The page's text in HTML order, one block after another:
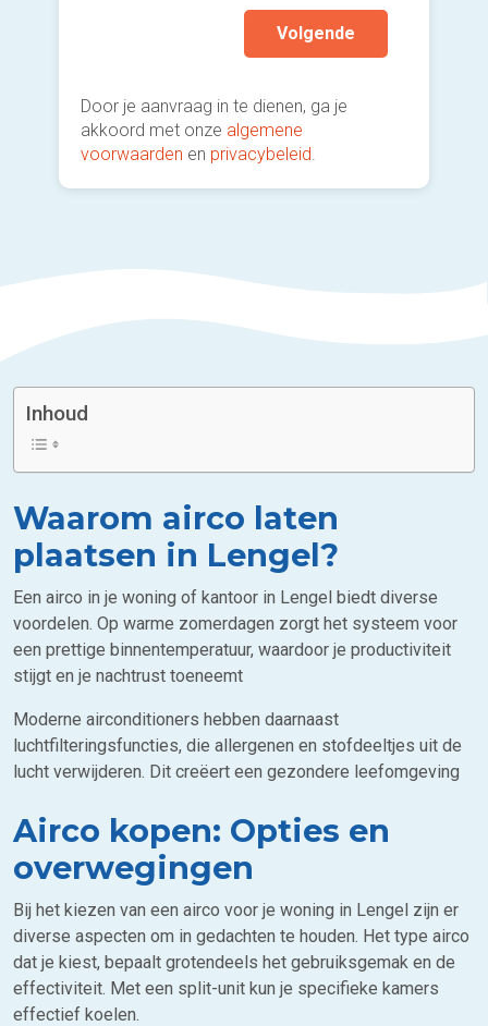
Volgende
Door je aanvraag in te dienen, ga je
akkoord met onze algemene
voorwaarden en privacybeleid.
Inhoud
Waarom airco laten
plaatsen in Lengel?
Een airco in je woning of kantoor in Lengel biedt diverse
voordelen. Op warme zomerdagen zorgt het systeem voor
een prettige binnentemperatuur, waardoor je productiviteit
stijgt en je nachtrust toeneemt
Moderne airconditioners hebben daarnaast
luchtfilteringsfuncties, die allergenen en stofdeeltjes uit de
lucht verwijderen. Dit creëert een gezondere leefomgeving
Airco kopen: Opties en
overwegingen
Bij het kiezen van een airco voor je woning in Lengel zijn er
diverse aspecten om in gedachten te houden. Het type airco
dat je kiest, bepaalt grotendeels het gebruiksgemak en de
effectiviteit. Met een split-unit kun je specifieke kamers
effectief koelen.